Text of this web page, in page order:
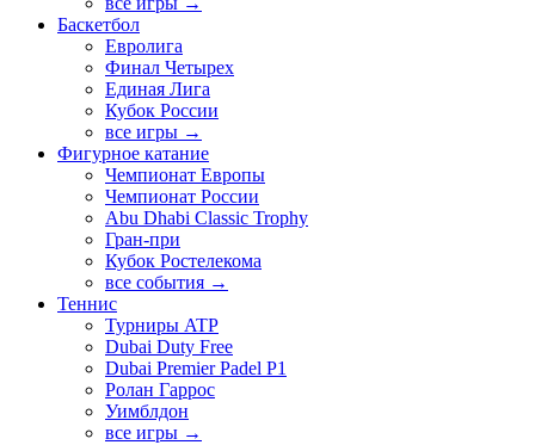
Баскетбол
Евролига
Финал Четырех
Единая Лига
Кубок России
все игры →
Фигурное катание
Чемпионат Европы
Чемпионат России
Abu Dhabi Classic Trophy
Гран-при
Кубок Ростелекома
все события →
Теннис
Турниры ATP
Dubai Duty Free
Dubai Premier Padel P1
Ролан Гаррос
Уимблдон
все игры →